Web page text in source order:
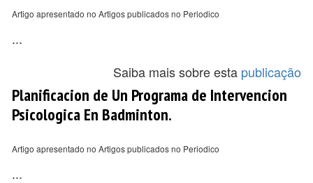
Artigo apresentado no Artigos publicados no Periodico
...
Saiba mais sobre esta publicação
Planificacion de Un Programa de Intervencion
Psicologica En Badminton.
Artigo apresentado no Artigos publicados no Periodico
...